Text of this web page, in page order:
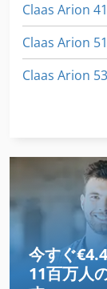
Claas Arion
Claas Arion
Claas Arion
Claas Arion
Claas Arion
Claas Arion
Claas Arion
今すぐ
11百万人